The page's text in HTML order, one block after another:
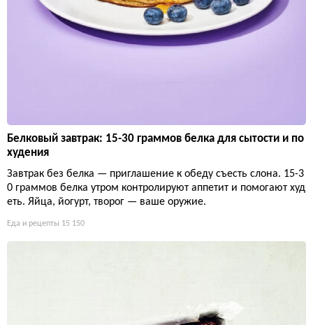
Белковый завтрак: 15-30 граммов белка для сытости и по
худения
Завтрак без белка — приглашение к обеду съесть слона. 15-3
0 граммов белка утром контролируют аппетит и помогают худ
еть. Яйца, йогурт, творог — ваше оружие.
Еда и рецепты 15 150